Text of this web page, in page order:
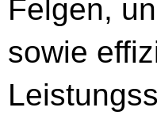
Felgen,
sowie